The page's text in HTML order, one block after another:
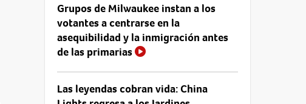
Grupos de Milwaukee instan a los
votantes a centrarse en la
asequibilidad y la inmigración antes
de las primarias
Las leyendas cobran vida: China